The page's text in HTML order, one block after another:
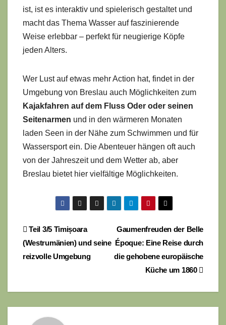
ist, ist es interaktiv und spielerisch gestaltet und
macht das Thema Wasser auf faszinierende
Weise erlebbar – perfekt für neugierige Köpfe
jeden Alters.
Wer Lust auf etwas mehr Action hat, findet in der
Umgebung von Breslau auch Möglichkeiten zum
Kajakfahren auf dem Fluss Oder oder seinen
Seitenarmen und in den wärmeren Monaten
laden Seen in der Nähe zum Schwimmen und für
Wassersport ein. Die Abenteuer hängen oft auch
von der Jahreszeit und dem Wetter ab, aber
Breslau bietet hier vielfältige Möglichkeiten.
Beitragsnavigation
Gaumenfreuden der Belle
Époque: Eine Reise durch
die gehobene europäische
Küche um 1860
Teil 3/5 Timișoara
(Westrumänien) und seine
reizvolle Umgebung